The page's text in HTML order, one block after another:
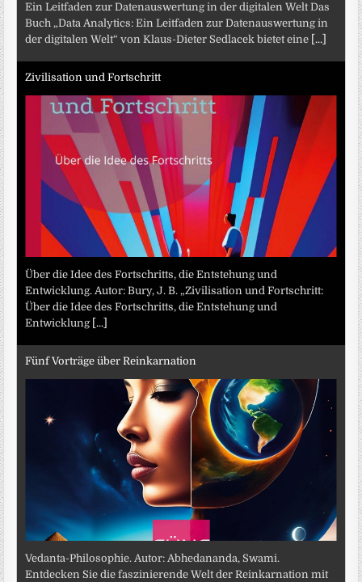
Ein Leitfaden zur Datenauswertung in der digitalen Welt Das
Buch „Data Analytics: Ein Leitfaden zur Datenauswertung in
der digitalen Welt“ von Klaus-Dieter Sedlacek bietet eine [...]
Zivilisation und Fortschritt
Über die Idee des Fortschritts, die Entstehung und
Entwicklung. Autor: Bury, J. B. „Zivilisation und Fortschritt:
Über die Idee des Fortschritts, die Entstehung und
Entwicklung [...]
Fünf Vorträge über Reinkarnation
Vedanta-Philosophie. Autor: Abhedananda, Swami.
Entdecken Sie die faszinierende Welt der Reinkarnation mit